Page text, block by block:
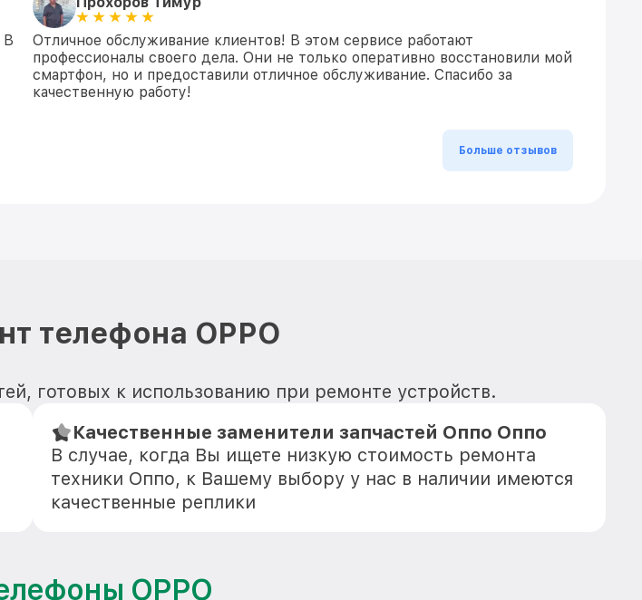
В
Отличное обслуживание клиентов! В этом сервисе работают
профессионалы своего дела. Они не только оперативно восстановили мой
смартфон, но и предоставили отличное обслуживание. Спасибо за
качественную работу!
Больше отзывов
телефона OPPO
готовых к использованию при ремонте устройств.
Качественные заменители запчастей Оппо Оппо
В случае, когда Вы ищете низкую стоимость ремонта
техники Оппо, к Вашему выбору у нас в наличии имеются
качественные реплики
OPPO